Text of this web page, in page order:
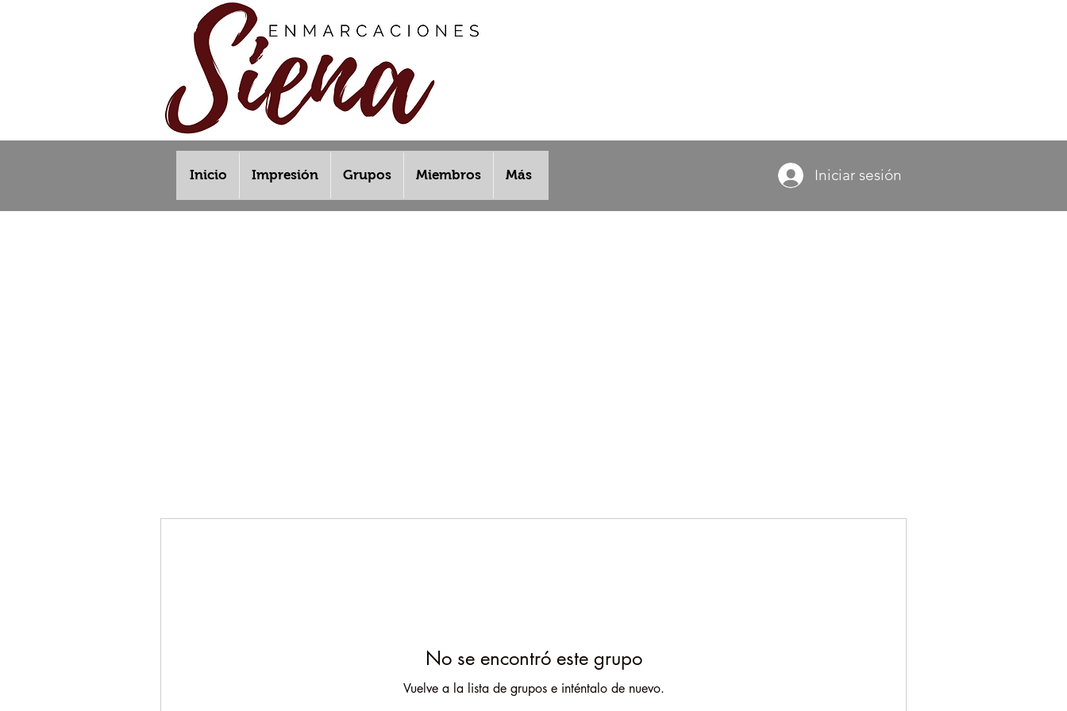
Inicio Impresión Grupos Miembros Más Iniciar sesión
No se encontró este grupo
Vuelve a la lista de grupos e inténtalo de nuevo.